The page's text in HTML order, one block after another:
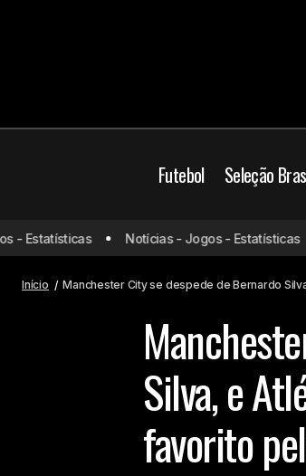
Futebol Seleção
Santos aciona o STJD e pede anulação
de derrota para o Coritiba após
Estatísticas Notícias - Jogos - Estatísticas
Início Manchester City se despede de Bernardo
Silva, e
favorito